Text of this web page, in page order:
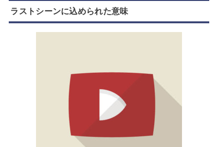
ラストシーンに込められた意味